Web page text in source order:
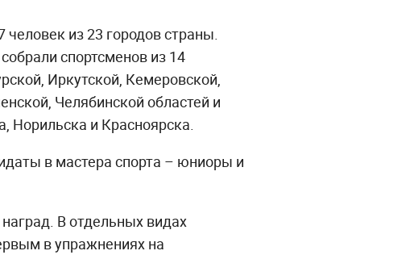
из 23 городов страны.
спортсменов из 14
Иркутской, Кемеровской,
Челябинской областей и
Норильска и Красноярска.
в мастера спорта – юниоры и
В отдельных видах
в упражнениях на